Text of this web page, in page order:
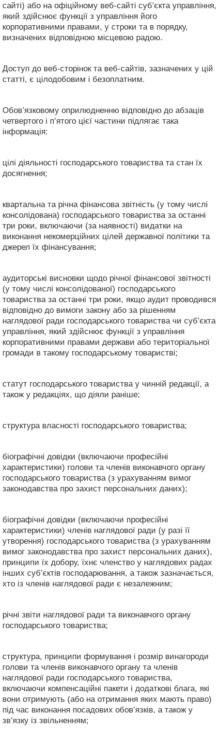
сайті) або на офіційному веб-сайті суб’єкта управління,
який здійснює функції з управління його
корпоративними правами, у строки та в порядку,
визначених відповідною місцевою радою.
Доступ до веб-сторінок та веб-сайтів, зазначених у цій
статті, є цілодобовим і безоплатним.
Обов’язковому оприлюдненню відповідно до абзаців
четвертого і п’ятого цієї частини підлягає така
інформація:
цілі діяльності господарського товариства та стан їх
досягнення;
квартальна та річна фінансова звітність (у тому числі
консолідована) господарського товариства за останні
три роки, включаючи (за наявності) видатки на
виконання некомерційних цілей державної політики та
джерел їх фінансування;
аудиторські висновки щодо річної фінансової звітності
(у тому числі консолідованої) господарського
товариства за останні три роки, якщо аудит проводився
відповідно до вимоги закону або за рішенням
наглядової ради господарського товариства чи суб’єкта
управління, який здійснює функції з управління
корпоративними правами держави або територіальної
громади в такому господарському товаристві;
статут господарського товариства у чинній редакції, а
також у редакціях, що діяли раніше;
структура власності господарського товариства;
біографічні довідки (включаючи професійні
характеристики) голови та членів виконавчого органу
господарського товариства (з урахуванням вимог
законодавства про захист персональних даних);
біографічні довідки (включаючи професійні
характеристики) членів наглядової ради (у разі її
утворення) господарського товариства (з урахуванням
вимог законодавства про захист персональних даних),
принципи їх добору, їхнє членство у наглядових радах
інших суб’єктів господарювання, а також зазначається,
хто із членів наглядової ради є незалежним;
річні звіти наглядової ради та виконавчого органу
господарського товариства;
структура, принципи формування і розмір винагороди
голови та членів виконавчого органу та членів
наглядової ради господарського товариства,
включаючи компенсаційні пакети і додаткові блага, які
вони отримують (або на отримання яких мають право)
під час виконання посадових обов’язків, а також у
зв’язку із звільненням;